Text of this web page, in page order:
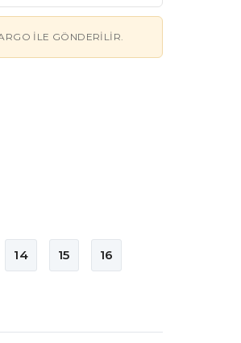
ILE GÖNDERILIR.
14 15 16